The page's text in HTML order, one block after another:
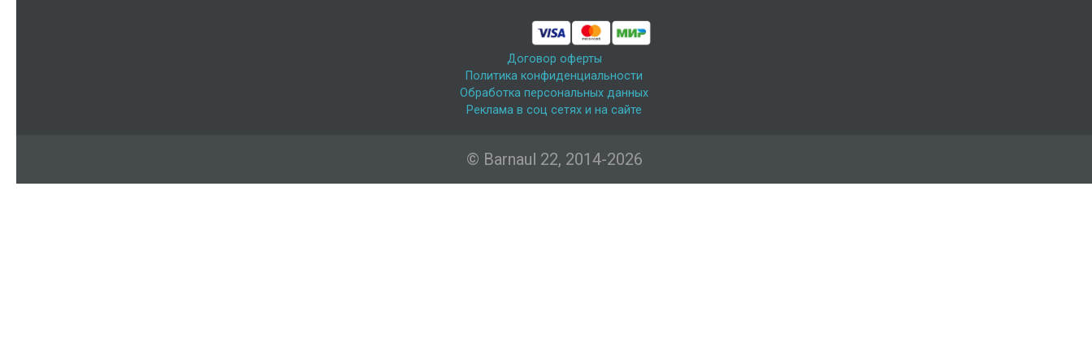
Договор оферты
Политика конфиденциальности
Обработка персональных данных
Реклама в соц сетях и на сайте
© Barnaul 22, 2014-2026